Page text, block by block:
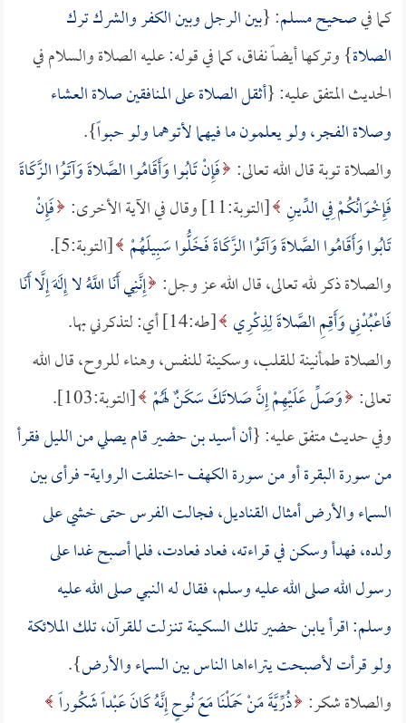
كما فيصحيح مسلم: {بين الرجل وبين الكفر والشرك ترك
الصلاة} وتركها أيضاً نفاق، كما في قوله: عليه الصلاة والسلام في
الحديث المتفق عليه: {أثقل الصلاة على المنافقين صلاة العشاء
وصلاة الفجر، ولو يعلمون ما فيهما لأتوهما ولو حبواً}.
والصلاة توبة قال الله تعالى: فَإِنْ تَابُوا وَأَقَامُوا الصَّلاةَ وَآتَوُا الزَّكَاةَ
فَإِخْوَانُكُمْ فِي الدِّينِ [التوبة:11] وقال في الآية الأخرى:
فَإِنْ
تَابُوا وَأَقَامُوا الصَّلاةَ وَآتَوُا الزَّكَاةَ فَخَلُّوا سَبِيلَهُمْ [التوبة:5].
والصلاة ذكر لله تعالى، قال الله عز وجل: إِنَّنِي أَنَا اللَّهُ لا إِلَهَ إِلَّا أَنَا
فَاعْبُدْنِي وَأَقِمِ الصَّلاةَ لِذِكْرِي [طه:14] أي: لتذكرني بها.
والصلاة طمأنينة للقلب، وسكينة للنفس، وهناء للروح، قال الله
تعالى: وَصَلِّ عَلَيْهِمْ إِنَّ صَلاتَكَ سَكَنٌ لَهُمْ [التوبة:103].
وفي حديث متفق عليه: {أنأسيد بن حضيرقام يصلي من الليل فقرأ
من سورة البقرة أو من سورة الكهف -اختلفت الرواية- فرأى بين
السماء والأرض أمثال القناديل، فجالت الفرس حتى خشي على
ولده، فهدأ وسكن في قراءته، فعاد فعادت، فلما أصبح غدا على
رسول الله صلى الله عليه وسلم، فقال له النبي صلى الله عليه
وسلم: اقرأ يـابن حضيرتلك السكينة تنـزلت للقرآن، تلك الملائكة
ولو قرأت لأصبحت يتراءاها الناس بين السماء والأرض}.
والصلاة شكر: ذُرِّيَّةَ مَنْ حَمَلْنَا مَعَ نُوحٍ إِنَّهُ كَانَ عَبْداً شَكُوراً